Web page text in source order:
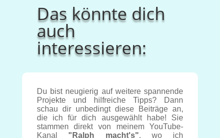
Das könnte dich
auch
interessieren:
Du bist neugierig auf weitere spannende
Projekte und hilfreiche Tipps? Dann
schau dir unbedingt diese Beiträge an,
die ich für dich ausgewählt habe! Sie
stammen direkt von meinem YouTube-
Kanal "Ralph macht's", wo ich